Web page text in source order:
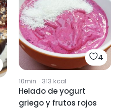
4
10min · 313 kcal
Helado de yogurt
griego y frutos rojos